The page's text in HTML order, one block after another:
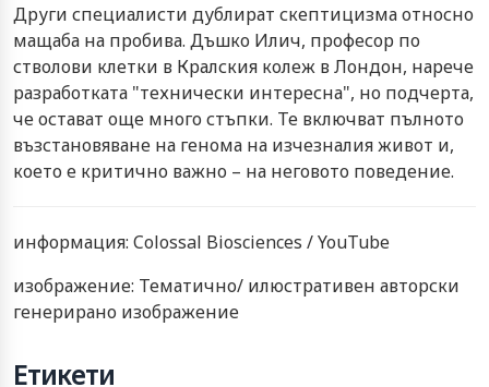
Други специалисти дублират скептицизма относно
мащаба на пробива. Дъшко Илич, професор по
стволови клетки в Кралския колеж в Лондон, нарече
разработката "технически интересна", но подчерта,
че остават още много стъпки. Те включват пълното
възстановяване на генома на изчезналия живот и,
което е критично важно – на неговото поведение.
информация: Colossal Biosciences / YouTube
изображение: Тематично/ илюстративен авторски
генерирано изображение
Етикети